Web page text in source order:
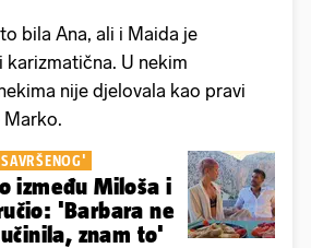
bila Ana, ali i Maida je
karizmatična. U nekim
nije djelovala kao pravi
između Miloša i
'Barbara ne
znam to'